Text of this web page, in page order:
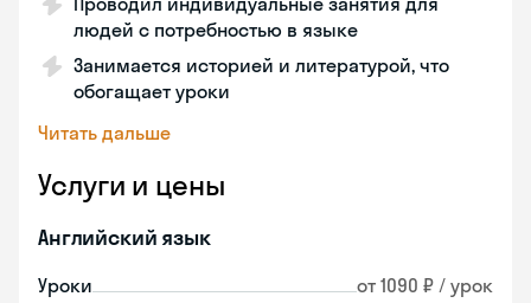
людей с потребностью в языке
Занимается историей и литературой, что
обогащает уроки
Читать дальше
Услуги и цены
Английский язык
Уроки от 1090 ₽ / урок